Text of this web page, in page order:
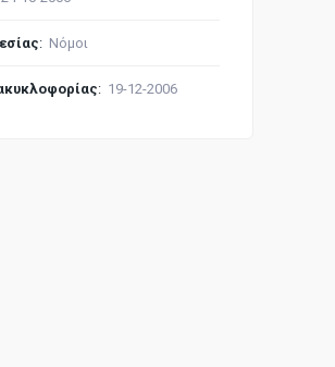
: Νόμοι
: 19-12-2006